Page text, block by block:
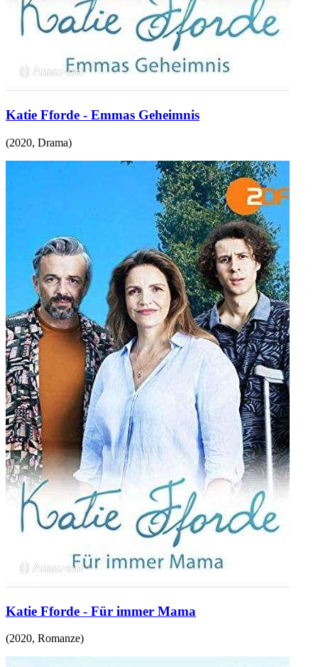
Katie Fforde - Emmas Geheimnis
(2020, Drama)
Katie Fforde - Für immer Mama
(2020, Romanze)